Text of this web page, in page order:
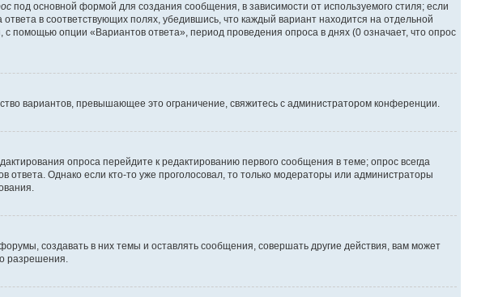
под основной формой для создания сообщения, в зависимости от используемого стиля; если
в соответствующих полях, убедившись, что каждый вариант находится на отдельной
с помощью опции «Вариантов ответа», период проведения опроса в днях (0 означает, что опрос
вариантов, превышающее это ограничение, свяжитесь с администратором конференции.
опроса перейдите к редактированию первого сообщения в теме; опрос всегда
ответа. Однако если кто-то уже проголосовал, то только модераторы или администраторы
создавать в них темы и оставлять сообщения, совершать другие действия, вам может
разрешения.